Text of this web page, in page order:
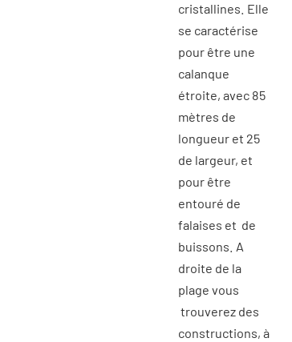
cristallines. Elle
se caractérise
pour être une
calanque
étroite, avec 85
mètres de
longueur et 25
de largeur, et
pour être
entouré de
falaises et de
buissons. A
droite de la
plage vous
trouverez des
constructions, à